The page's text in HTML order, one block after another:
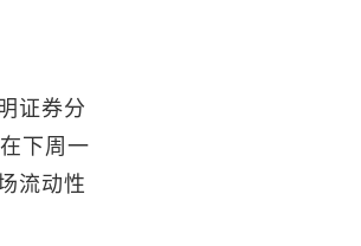
证券分
下周一
流动性